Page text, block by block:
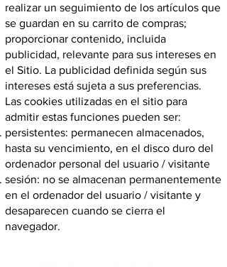
realizar un seguimiento de los artículos que
se guardan en su carrito de compras;
proporcionar contenido, incluida
publicidad, relevante para sus intereses en
el Sitio. La publicidad definida según sus
intereses está sujeta a sus preferencias.
Las cookies utilizadas en el sitio para
admitir estas funciones pueden ser:
persistentes: permanecen almacenados,
hasta su vencimiento, en el disco duro del
ordenador personal del usuario / visitante
sesión: no se almacenan permanentemente
en el ordenador del usuario / visitante y
desaparecen cuando se cierra el
navegador.